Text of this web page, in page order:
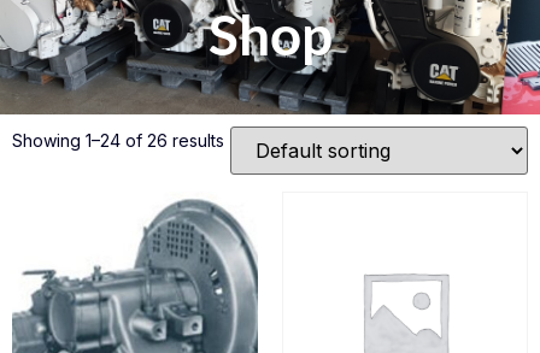
Shop
Showing 1–24 of 26 results